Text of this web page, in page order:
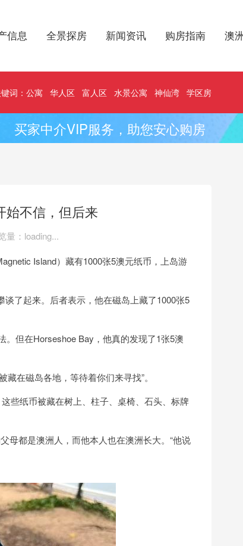
信息 全景探房 新闻资讯 购房指南 澳
词： 公寓 华人区 富人区 水景公寓 神仙湾 学区房
买家中介VIP服务，助您安心购房
始不信，但后来
量： loading...
Island）藏有1000张5澳元纸币，上岛游
了起来。后者表示，他在磁岛上藏了1000张5
。但在Horseshoe Bay，他真的发现了1张5澳
在磁岛各地，等待着你们来寻找”。
些纸币被藏在树上、柱子、桌椅、石头、标牌
母都是澳洲人，而他本人也在澳洲长大。“他说